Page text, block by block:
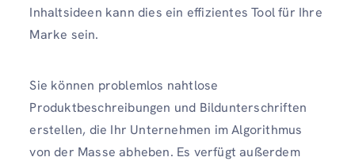
Inhaltsideen kann dies ein effizientes Tool für Ihre
Marke sein.
Sie können problemlos nahtlose
Produktbeschreibungen und Bildunterschriften
erstellen, die Ihr Unternehmen im Algorithmus
von der Masse abheben. Es verfügt außerdem